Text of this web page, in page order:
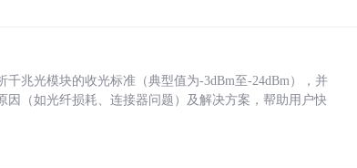
兆光模块的收光标准（典型值为-3dBm至-24dBm），并
（如光纤损耗、连接器问题）及解决方案，帮助用户快